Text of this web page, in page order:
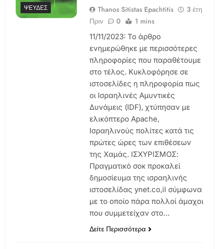
ΨΕΥΔΈΣ
Thanos Sitistas Epachtitis
3 έτη
Πριν
0 1 mins
11/11/2023: Το άρθρο
ενημερώθηκε με περισσότερες
πληροφορίες που παραθέτουμε
στο τέλος. Κυκλοφόρησε σε
ιστοσελίδες η πληροφορία πως
οι Ισραηλινές Αμυντικές
Δυνάμεις (IDF), χτύπησαν με
ελικόπτερο Apache,
Ισραηλινούς πολίτες κατά τις
πρώτες ώρες των επιθέσεων
της Χαμάς. ΙΣΧΥΡΙΣΜΟΣ:
Πραγματικό σοκ προκαλεί
δημοσίευμα της ισραηλινής
ιστοσελίδας ynet.co,il σύμφωνα
με το οποίο πάρα πολλοί άμαχοι
που συμμετείχαν στο…
Δείτε Περισσότερα